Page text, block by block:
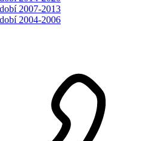
2007-2013
2004-2006